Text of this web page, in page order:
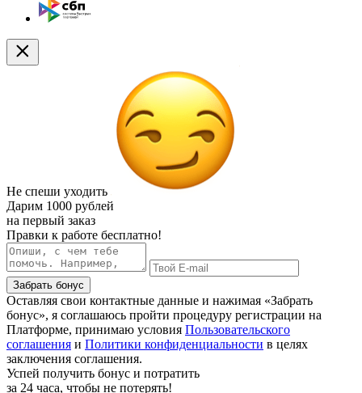
Не спеши уходить
Дарим 1000 рублей
на первый заказ
Правки к работе бесплатно!
Забрать бонус
Оставляя свои контактные данные и нажимая «Забрать
бонус», я соглашаюсь пройти процедуру регистрации на
Платформе, принимаю условия Пользовательского
соглашения и Политики конфиденциальности в целях
заключения соглашения.
Успей получить бонус и потратить
за 24 часа, чтобы не потерять!